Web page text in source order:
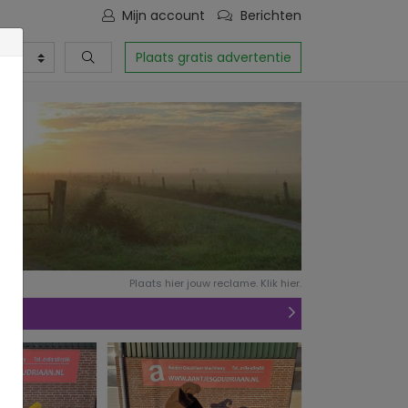
Berichten
Mijn account
Plaats gratis advertentie
Plaats hier jouw reclame. Klik hier.